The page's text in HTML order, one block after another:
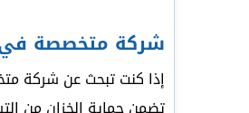
شركة متخصصة في
إذا كنت تبحث عن شركة